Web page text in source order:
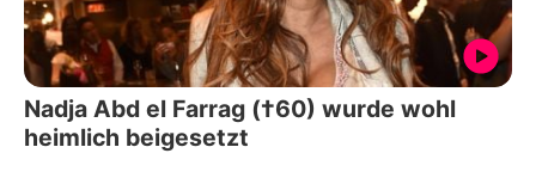
Nadja Abd el Farrag (†60) wurde wohl
heimlich beigesetzt